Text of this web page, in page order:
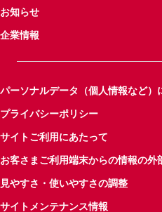
お知らせ
企業情報
パーソナルデータ（個人情報など）
プライバシーポリシー
サイトご利用にあたって
お客さまご利用端末からの情報の外
見やすさ・使いやすさの調整
サイトメンテナンス情報